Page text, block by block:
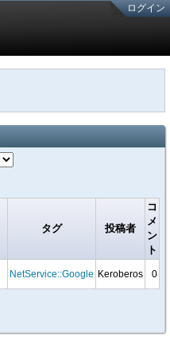
ログイン
タグ 投稿者
コ
メ
ン
ト
NetService::Google Keroberos 0